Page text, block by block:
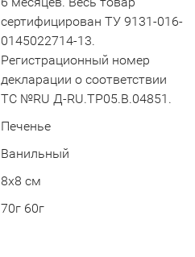
сертифицирован ТУ 9131-016-
0145022714-13.
Регистрационный номер
декларации о соответствии
ТС №RU Д-RU.TP05.B.04851.
Печенье
Ванильный
8х8 см
70г 60г